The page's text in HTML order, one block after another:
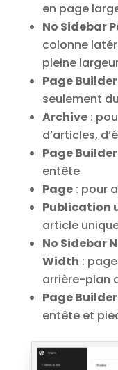
en page
No Sidebar
colonne
pleine
Page
seulement
Archive:
d’articles,
Page
entête
Page: pour
Publication
article
No Sidebar
Width :
arrière-plan
Page Builder
entête et